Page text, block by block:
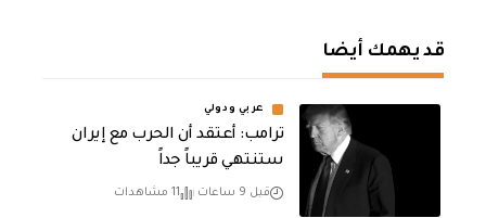
قد يهمك أيضا
عربي ودولي
‏ترامب: أعتقد أن الحرب مع إيران
ستنتهي قريباً جداً
قبل 9 ساعات 11 مشاهدات